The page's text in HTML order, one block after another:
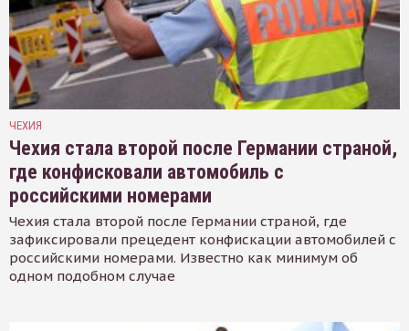
ЧЕХИЯ
Чехия стала второй после Германии страной,
где конфисковали автомобиль с
российскими номерами
Чехия стала второй после Германии страной, где
зафиксировали прецедент конфискации автомобилей с
российскими номерами. Известно как минимум об
одном подобном случае